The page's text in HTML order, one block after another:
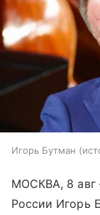
Игорь Бутман
МОСКВА, 8 авг
России Игорь